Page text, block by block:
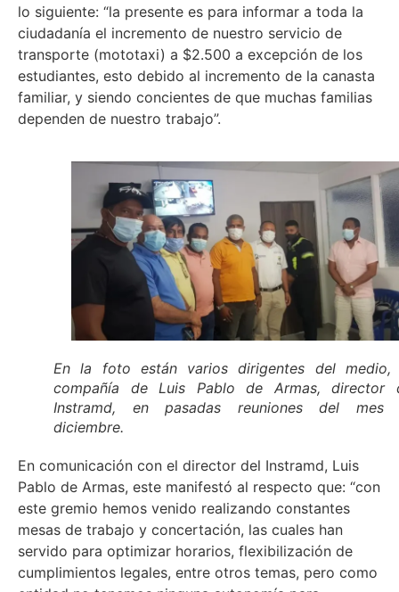
lo siguiente: “la presente es para informar a toda la
ciudadanía el incremento de nuestro servicio de
transporte (mototaxi) a $2.500 a excepción de los
estudiantes, esto debido al incremento de la canasta
familiar, y siendo concientes de que muchas familias
dependen de nuestro trabajo”.
En la foto están varios dirigentes del medio,
compañía de Luis Pablo de Armas, director
Instramd, en pasadas reuniones del mes
diciembre.
En comunicación con el director del Instramd, Luis
Pablo de Armas, este manifestó al respecto que: “con
este gremio hemos venido realizando constantes
mesas de trabajo y concertación, las cuales han
servido para optimizar horarios, flexibilización de
cumplimientos legales, entre otros temas, pero como